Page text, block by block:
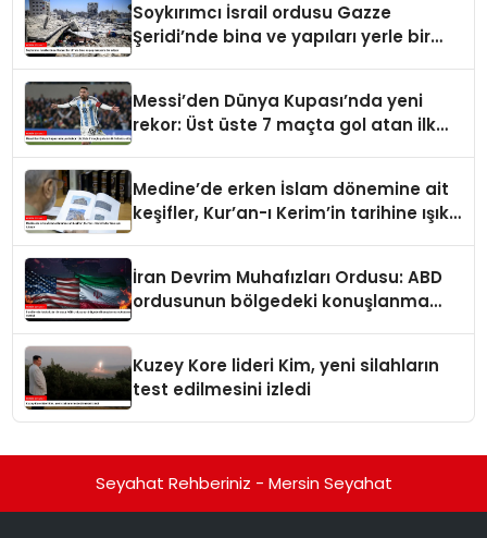
Soykırımcı İsrail ordusu Gazze
Şeridi’nde bina ve yapıları yerle bir
Messi’den Dünya Kupası’nda yeni
rekor: Üst üste 7 maçta gol atan ilk
Medine’de erken İslam dönemine ait
keşifler, Kur’an-ı Kerim’in tarihine ışık
İran Devrim Muhafızları Ordusu: ABD
ordusunun bölgedeki konuşlanma
Kuzey Kore lideri Kim, yeni silahların
test edilmesini izledi
Seyahat Rehberiniz - Mersin Seyahat